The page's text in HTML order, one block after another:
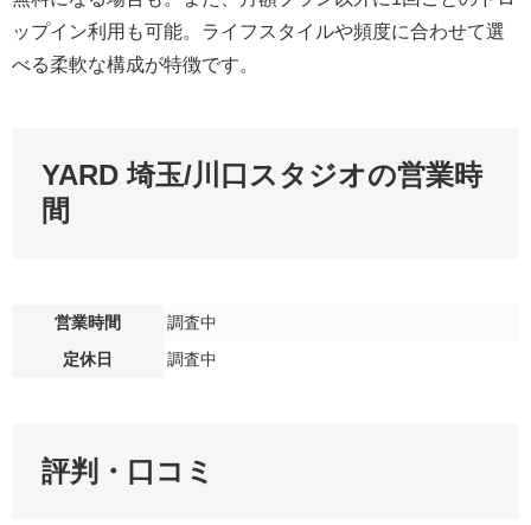
ップイン利用も可能。ライフスタイルや頻度に合わせて選
べる柔軟な構成が特徴です。
YARD 埼玉/川口スタジオの営業時
間
営業時間
調査中
定休日
調査中
評判・口コミ